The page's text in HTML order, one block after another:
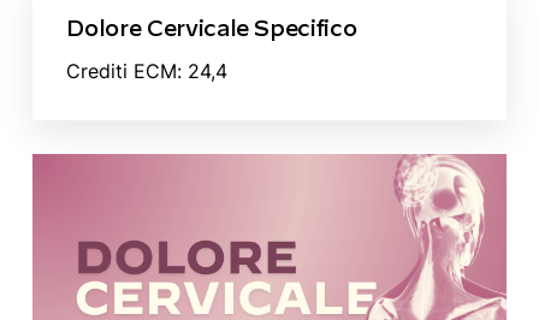
Dolore Cervicale Specifico
Crediti ECM: 24,4